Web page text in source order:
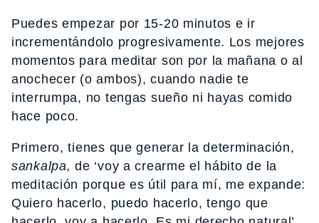
Puedes empezar por 15-20 minutos e ir
incrementándolo progresivamente. Los mejores
momentos para meditar son por la mañana o al
anochecer (o ambos), cuando nadie te
interrumpa, no tengas sueño ni hayas comido
hace poco.
Primero, tienes que generar la determinación,
sankalpa,de ‘voy a crearme el hábito de la
meditación porque es útil para mí, me expande:
Quiero hacerlo, puedo hacerlo, tengo que